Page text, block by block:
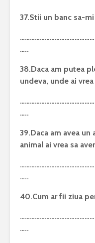
37.Stii un banc sa-
…..
38.Daca am putea
undeva, unde ai
…..
39.Daca am avea
animal ai vrea sa
…..
40.Cum ar fii ziua
…..